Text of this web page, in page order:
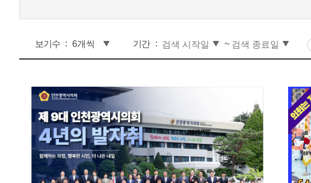
보기수 기간 ~